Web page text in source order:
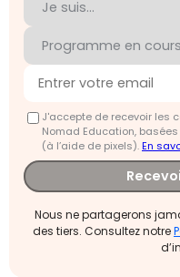
J'accepte de recevoir les
Nomad Education,
(à l’aide de pixels).En
Nous ne partagerons
des tiers. Consultez notre